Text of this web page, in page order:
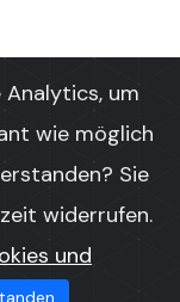
um
wie möglich
Sie
widerrufen.
und